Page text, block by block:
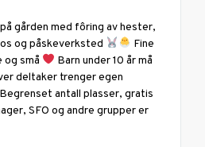
gården med fôring av hester,
og påskeverksted
Fine
små
Barn under 10 år må
deltaker trenger egen
antall plasser, gratis
SFO og andre grupper er